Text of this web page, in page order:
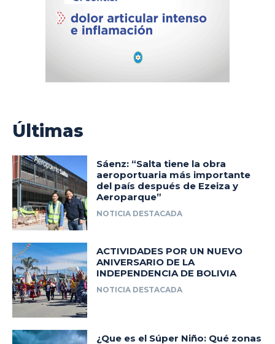
Últimas
Sáenz: “Salta tiene la obra
aeroportuaria más importante
del país después de Ezeiza y
Aeroparque”
NOTICIA DESTACADA
ACTIVIDADES POR UN NUEVO
ANIVERSARIO DE LA
INDEPENDENCIA DE BOLIVIA
NOTICIA DESTACADA
¿Que es el Súper Niño: Qué zonas